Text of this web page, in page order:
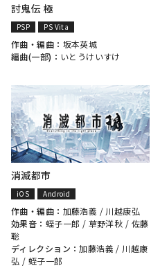
討鬼伝 極
PSP PS Vita
作曲・編曲： 坂本英城
編曲(一部)： いとうけいすけ
消滅都市
iOS Android
作曲・編曲： 加藤浩義 / 川越康弘
効果音： 蛭子一郎 / 草野洋秋 / 佐藤
聡
ディレクション：加藤浩義 / 川越康
弘 / 蛭子一郎